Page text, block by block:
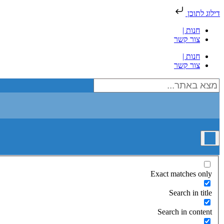
דילוג לתוכן
חנות |
צור קשר
חנות |
צור קשר
Exact matches only
Search in title
Search in content